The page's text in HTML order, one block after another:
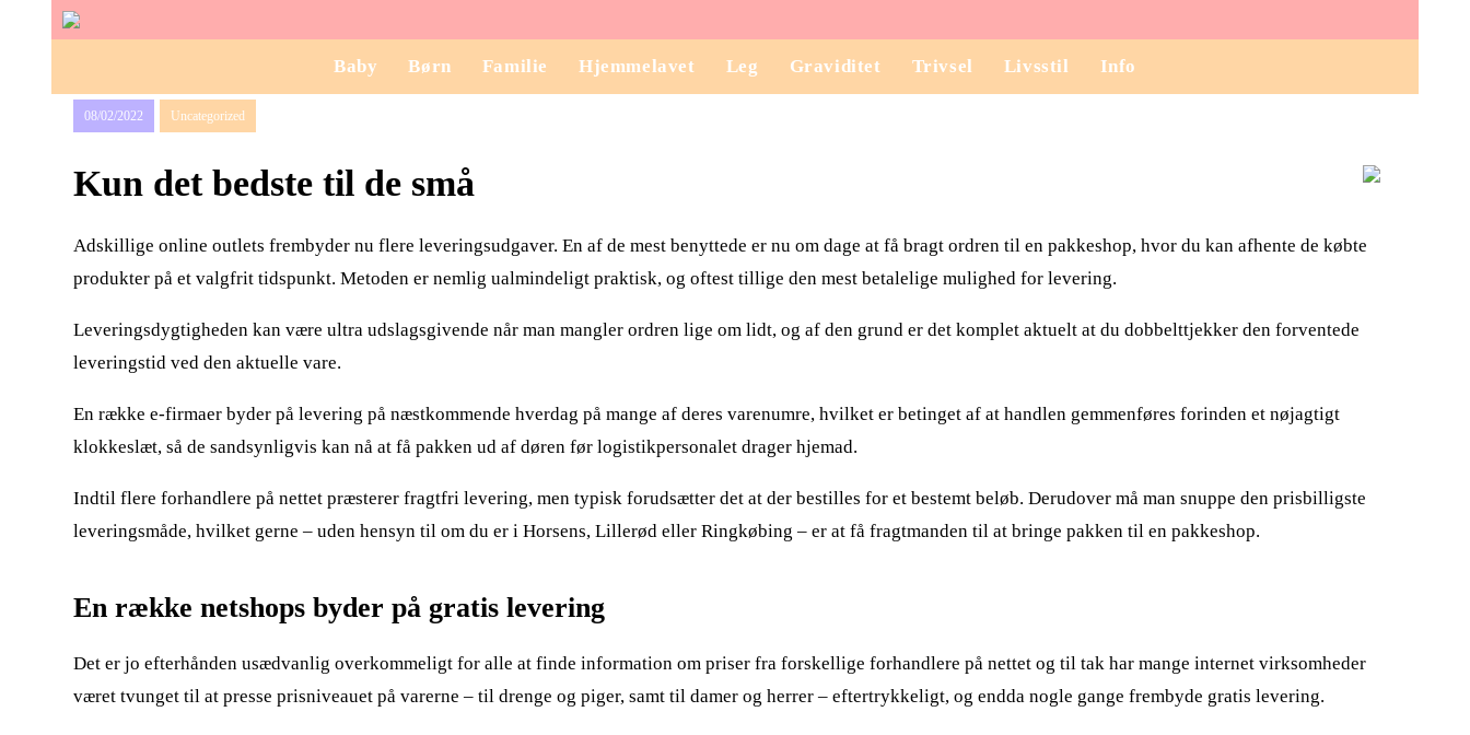
Baby Børn Familie Hjemmelavet Leg Graviditet Trivsel Livsstil Info
08/02/2022 Uncategorized
Kun det bedste til de små
Adskillige online outlets frembyder nu flere leveringsudgaver. En af de mest benyttede er nu om dage at få bragt ordren til en pakkeshop, hvor du kan afhente de købte
produkter på et valgfrit tidspunkt. Metoden er nemlig ualmindeligt praktisk, og oftest tillige den mest betalelige mulighed for levering.
Leveringsdygtigheden kan være ultra udslagsgivende når man mangler ordren lige om lidt, og af den grund er det komplet aktuelt at du dobbelttjekker den forventede
leveringstid ved den aktuelle vare.
En række e-firmaer byder på levering på næstkommende hverdag på mange af deres varenumre, hvilket er betinget af at handlen gemmenføres forinden et nøjagtigt
klokkeslæt, så de sandsynligvis kan nå at få pakken ud af døren før logistikpersonalet drager hjemad.
Indtil flere forhandlere på nettet præsterer fragtfri levering, men typisk forudsætter det at der bestilles for et bestemt beløb. Derudover må man snuppe den prisbilligste
leveringsmåde, hvilket gerne – uden hensyn til om du er i Horsens, Lillerød eller Ringkøbing – er at få fragtmanden til at bringe pakken til en pakkeshop.
En række netshops byder på gratis levering
Det er jo efterhånden usædvanlig overkommeligt for alle at finde information om priser fra forskellige forhandlere på nettet og til tak har mange internet virksomheder
været tvunget til at presse prisniveauet på varerne – til drenge og piger, samt til damer og herrer – eftertrykkeligt, og endda nogle gange frembyde gratis levering.